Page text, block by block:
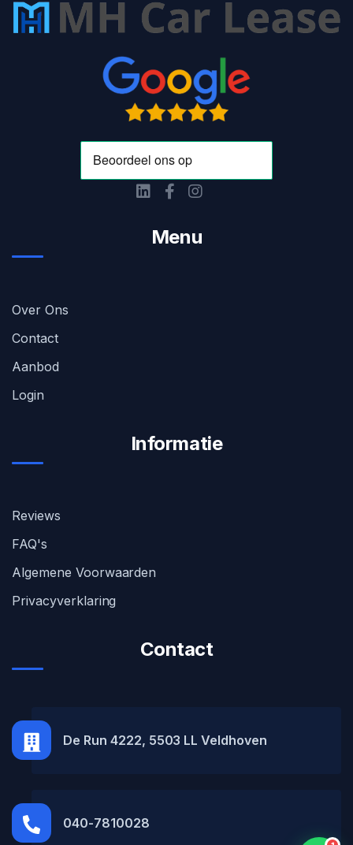
Menu
Over Ons
Contact
Aanbod
Login
Informatie
Reviews
FAQ's
Algemene Voorwaarden
Privacyverklaring
Contact
De Run 4222, 5503 LL Veldhoven
040-7810028